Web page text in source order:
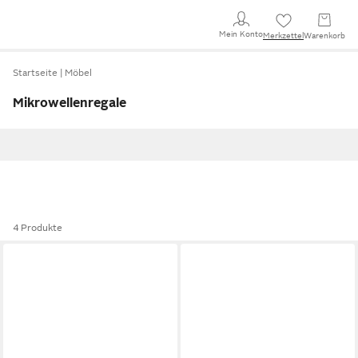
Mein KontoMerkzettel Warenkorb
Startseite Möbel
Mikrowellenregale
4 Produkte